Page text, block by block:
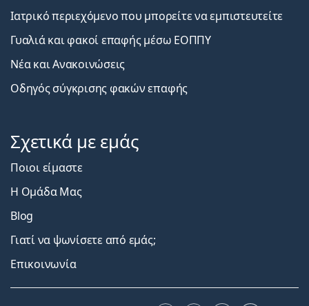
Ιατρικό περιεχόμενο που μπορείτε να εμπιστευτείτε
Γυαλιά και φακοί επαφής μέσω ΕΟΠΠΥ
Νέα και Ανακοινώσεις
Οδηγός σύγκρισης φακών επαφής
Σχετικά με εμάς
Ποιοι είμαστε
Η Ομάδα Μας
Blog
Γιατί να ψωνίσετε από εμάς;
Επικοινωνία